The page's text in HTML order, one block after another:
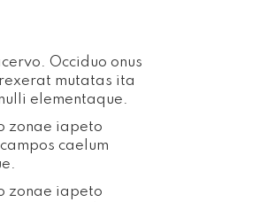
Occiduo onus
mutatas ita
elementaque.
zonae iapeto
caelum
zonae iapeto